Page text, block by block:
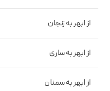
از ابهر به زنجان
از ابهر به ساری
از ابهر به سمنان